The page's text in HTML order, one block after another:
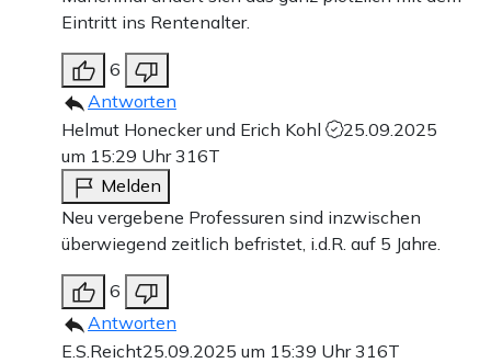
Eintritt ins Rentenalter.
6
Antworten
Helmut Honecker und Erich Kohl
25.09.2025
um 15:29 Uhr316T
Melden
Neu vergebene Professuren sind inzwischen
überwiegend zeitlich befristet, i.d.R. auf 5 Jahre.
6
Antworten
E.S.Reicht25.09.2025 um 15:39 Uhr316T